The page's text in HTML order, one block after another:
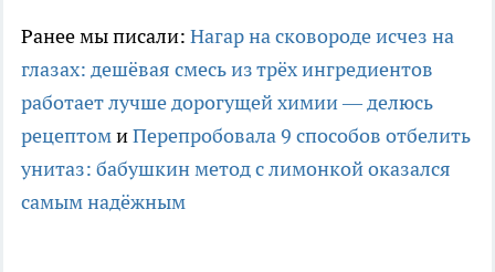
Ранее мы писали: Нагар на сковороде исчез на
глазах: дешёвая смесь из трёх ингредиентов
работает лучше дорогущей химии — делюсь
рецептомиПерепробовала 9 способов отбелить
унитаз: бабушкин метод с лимонкой оказался
самым надёжным